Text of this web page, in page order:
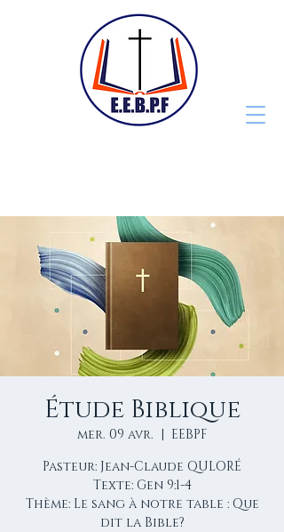
Étude Biblique
mer. 09 avr.
  |
EEBPF
Pasteur: Jean-Claude QULORÉ
Texte: Gen 9:1-4
Thème: Le sang à notre table : Que
dit la Bible?